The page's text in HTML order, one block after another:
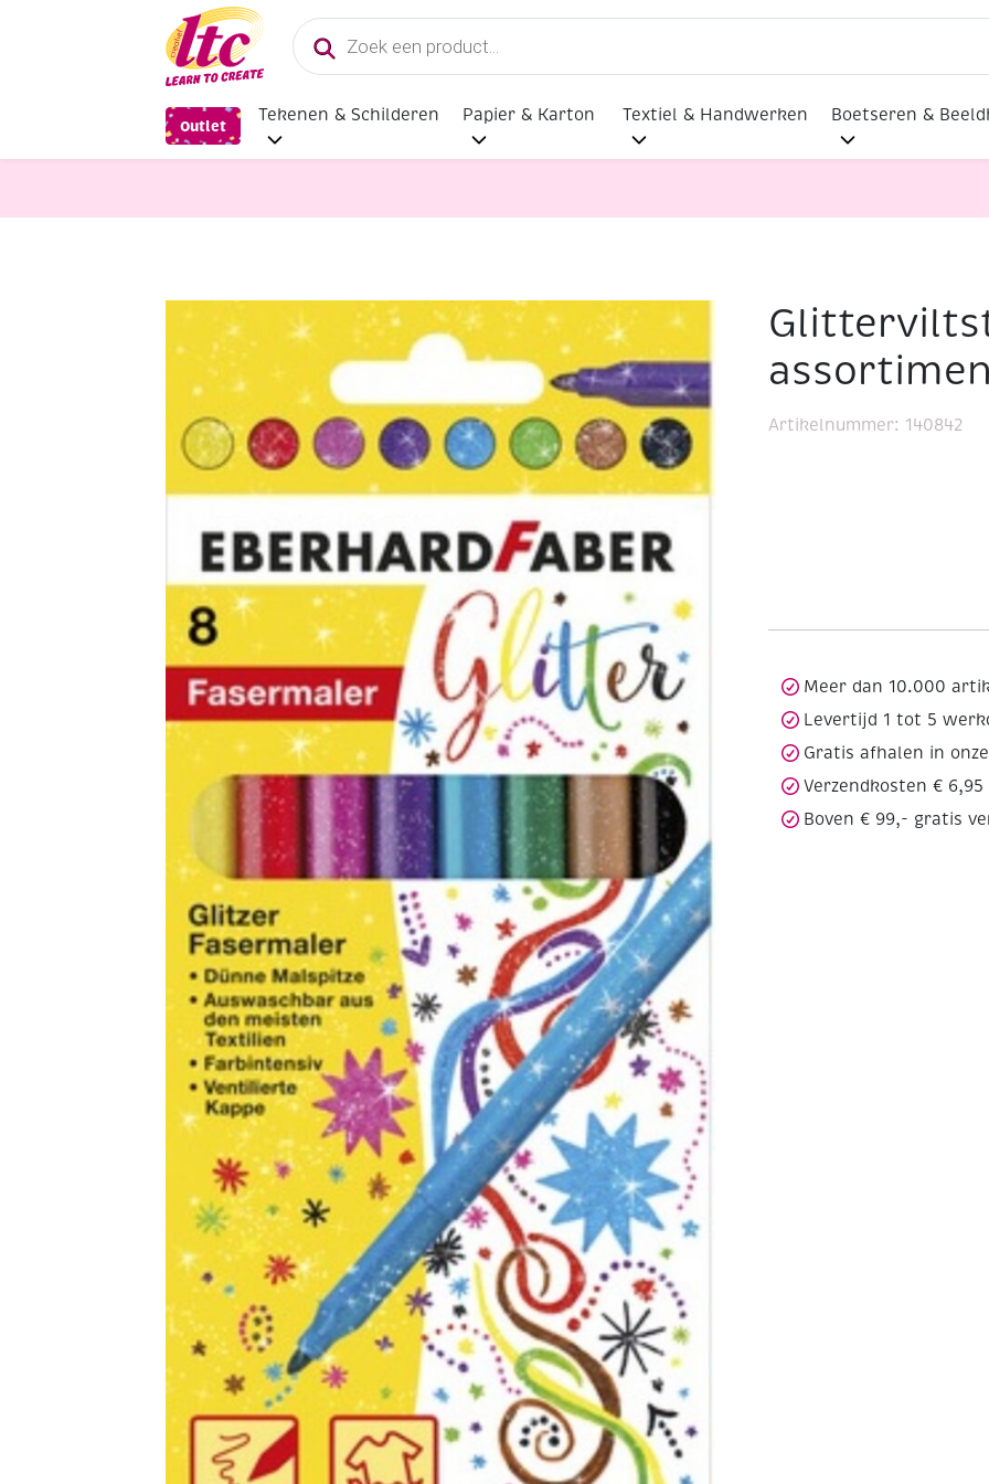
Producten
zoeken
Outlet
Tekenen & Schilderen Papier & Karton Textiel & Handwerken Boetseren &
Kaarten maken Glitterviltstiften, assortiment 8 stuks
Artikelnummer: 140842
Meer dan 10.000
Levertijd 1 tot 5
Gratis afhalen in
Verzendkosten € 6,95
Boven € 99,- gratis